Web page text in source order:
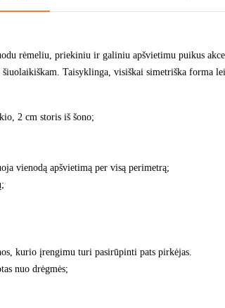
rėmeliu, priekiniu ir galiniu apšvietimu puikus
Taisyklinga, visiškai simetriška forma
2 cm storis iš šono;
vienodą apšvietimą per visą perimetrą;
kurio įrengimu turi pasirūpinti pats pirkėjas.
nuo drėgmės;